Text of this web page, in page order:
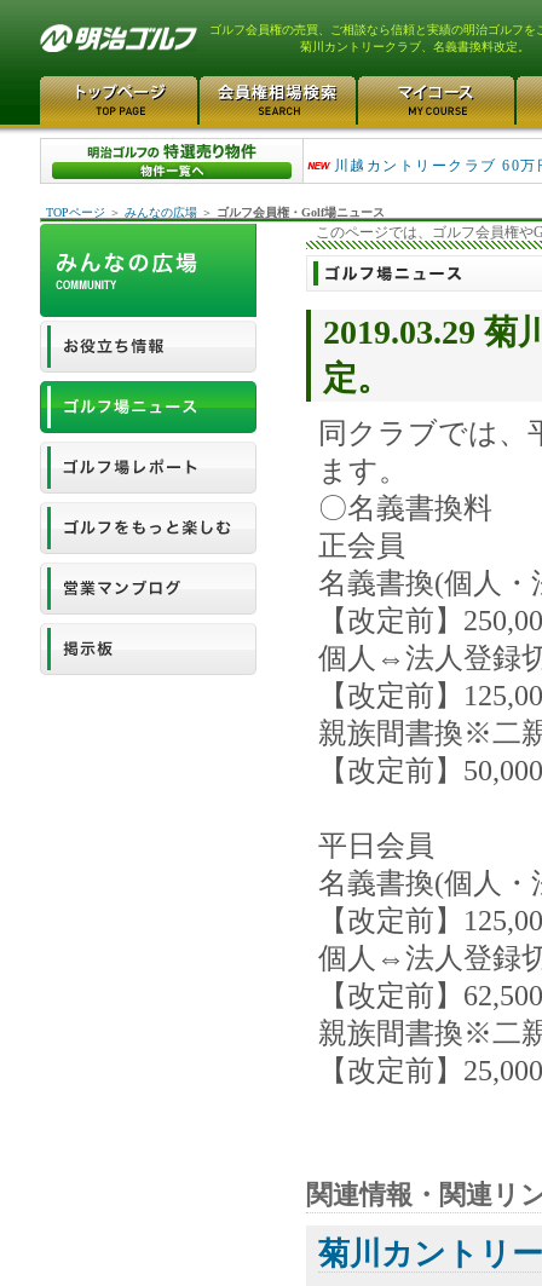
ゴルフ会員権の売買、ご相談なら信頼と実績の明治ゴルフを
菊川カントリークラブ、名義書換料改定。
津久井湖ゴルフ倶楽部 80万
川越カントリークラブ 60万
TOPページ ＞ みんなの広場 ＞ ゴルフ会員権・Golf場ニュース
このページでは、ゴルフ会員権や
2019.03.29
定。
同クラブでは、
ます。
〇名義書換料
正会員
名義書換(個人・
【改定前】
個人⇔法人登録
【改定前】
親族間書換※二
【改定前】
平日会員
名義書換(個人・
【改定前】
個人⇔法人登録
【改定前】
親族間書換※二
【改定前】
関連情報・関連リ
菊川カントリ